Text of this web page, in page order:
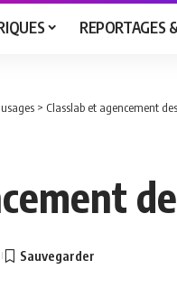
REPORTAGES
> Classlab et agencement